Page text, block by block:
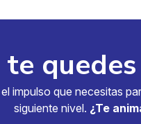
te
impulso que necesitas
siguiente nivel. ¿Te